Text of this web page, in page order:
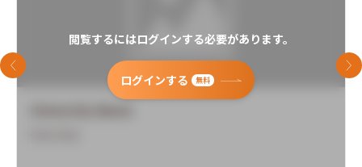
閲覧するにはログインする必要があります。
ログインする 無料
前のスライド 次